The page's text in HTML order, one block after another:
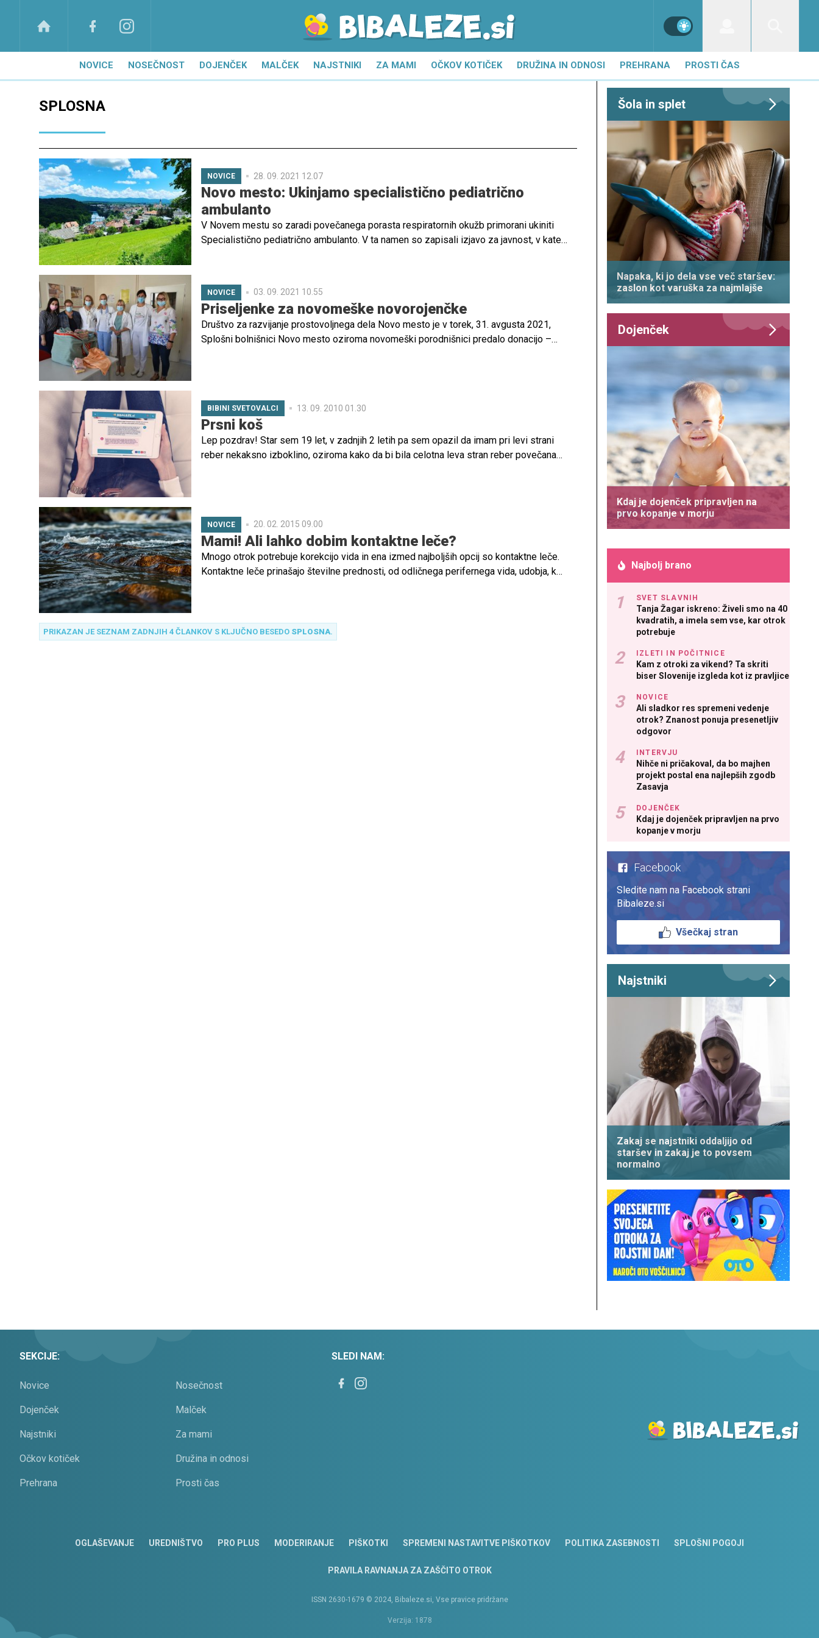
NOVICE NOSEČNOST DOJENČEK MALČEK NAJSTNIKI ZA MAMI OČKOV KOTIČEK DRUŽINA IN ODNOSI PREHRANA PROSTI ČAS
SPLOSNA
NOVICE 28. 09. 2021 12.07
Novo mesto: Ukinjamo specialistično pediatrično
ambulanto
V Novem mestu so zaradi povečanega porasta respiratornih okužb primorani ukiniti
Specialistično pediatrično ambulanto. V ta namen so zapisali izjavo za javnost, v kateri
NOVICE 03. 09. 2021 10.55
Priseljenke za novomeške novorojenčke
Društvo za razvijanje prostovoljnega dela Novo mesto je v torek, 31. avgusta 2021,
Splošni bolnišnici Novo mesto oziroma novomeški porodnišnici predalo donacijo –
BIBINI SVETOVALCI 13. 09. 2010 01.30
Prsni koš
Lep pozdrav! Star sem 19 let, v zadnjih 2 letih pa sem opazil da imam pri levi strani
reber nekaksno izboklino, oziroma kako da bi bila celotna leva stran reber povečana
NOVICE 20. 02. 2015 09.00
Mami! Ali lahko dobim kontaktne leče?
Mnogo otrok potrebuje korekcijo vida in ena izmed najboljših opcij so kontaktne leče.
Kontaktne leče prinašajo številne prednosti, od odličnega perifernega vida, udobja, kot
PRIKAZAN JE SEZNAM ZADNJIH 4 ČLANKOV S KLJUČNO BESEDO SPLOSNA.
Šola in splet
Napaka, ki jo dela vse več staršev:
zaslon kot varuška za najmlajše
Dojenček
Kdaj je dojenček pripravljen na
prvo kopanje v morju
Najbolj brano
SVET SLAVNIH
Tanja Žagar iskreno: Živeli smo na 40
kvadratih, a imela sem vse, kar otrok
potrebuje
IZLETI IN POČITNICE
Kam z otroki za vikend? Ta skriti
biser Slovenije izgleda kot iz pravljice
NOVICE
Ali sladkor res spremeni vedenje
otrok? Znanost ponuja presenetljiv
odgovor
INTERVJU
Nihče ni pričakoval, da bo majhen
projekt postal ena najlepših zgodb
Zasavja
DOJENČEK
Kdaj je dojenček pripravljen na prvo
kopanje v morju
Facebook
Sledite nam na Facebook strani
Bibaleze.si
Všečkaj stran
Najstniki
Zakaj se najstniki oddaljijo od
staršev in zakaj je to povsem
normalno
SEKCIJE:
Novice Nosečnost
Dojenček Malček
Najstniki Za mami
Očkov kotiček Družina in odnosi
Prehrana Prosti čas
SLEDI NAM:
OGLAŠEVANJE UREDNIŠTVO PRO PLUS MODERIRANJE PIŠKOTKI SPREMENI NASTAVITVE PIŠKOTKOV POLITIKA ZASEBNOSTI SPLOŠNI POGOJI
PRAVILA RAVNANJA ZA ZAŠČITO OTROK
ISSN 2630-1679 © 2024, Bibaleze.si, Vse pravice pridržane
Verzija: 1878